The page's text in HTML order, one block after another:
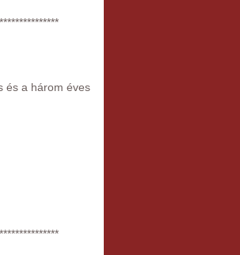
és a három éves